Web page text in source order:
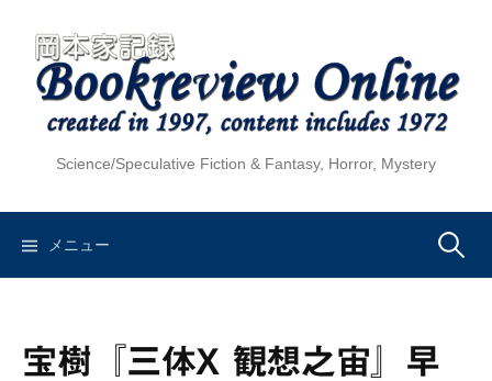
Science/Speculative Fiction & Fantasy, Horror, Mystery
メニュー 検
宝樹『三体X 観想之宙』早